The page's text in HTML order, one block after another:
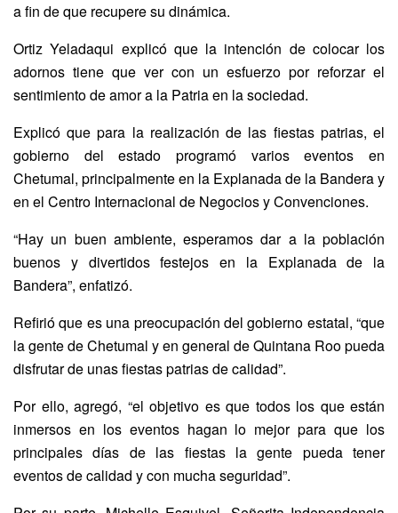
a fin de que recupere su dinámica.
Ortiz Yeladaqui explicó que la intención de colocar los
adornos tiene que ver con un esfuerzo por reforzar el
sentimiento de amor a la Patria en la sociedad.
Explicó que para la realización de las fiestas patrias, el
gobierno del estado programó varios eventos en
Chetumal, principalmente en la Explanada de la Bandera y
en el Centro Internacional de Negocios y Convenciones.
“Hay un buen ambiente, esperamos dar a la población
buenos y divertidos festejos en la Explanada de la
Bandera”, enfatizó.
Refirió que es una preocupación del gobierno estatal, “que
la gente de Chetumal y en general de Quintana Roo pueda
disfrutar de unas fiestas patrias de calidad”.
Por ello, agregó, “el objetivo es que todos los que están
inmersos en los eventos hagan lo mejor para que los
principales días de las fiestas la gente pueda tener
eventos de calidad y con mucha seguridad”.